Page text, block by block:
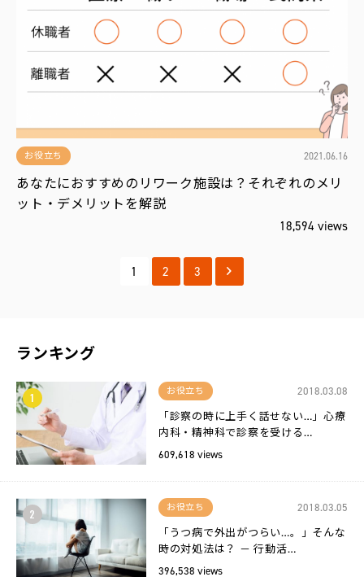
お役立ち 2021.06.16
あなたにおすすめのリワーク施設は？それぞれのメリ
ット・デメリットを解説
18,594 views
1 2 3
ランキング
1 お役立ち
2018.03.08
「診察の時に上手く話せない…」心療
内科・精神科で診察を受ける…
609,618 views
2 お役立ち
2018.03.05
「うつ病で外出がつらい…。」そんな
時の対処法は？ － 行動活…
396,538 views